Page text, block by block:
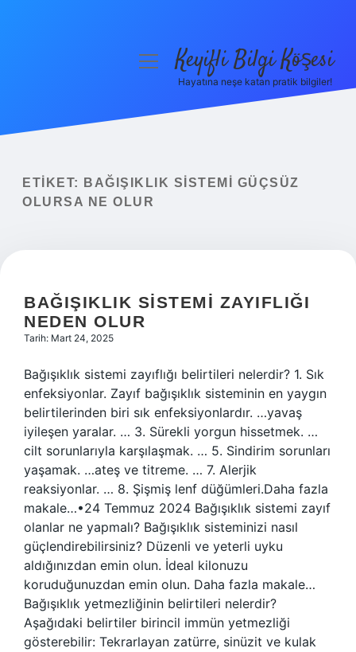
Yasal Uyarı
menüyüKeyifli Bilgi Köşesi
Hayatına neşe katan pratik bilgiler!
ETIKET:
BAĞIŞIKLIK SISTEMI GÜÇSÜZ
OLURSA NE OLUR
BAĞIŞIKLIK SISTEMI ZAYIFLIĞI
NEDEN OLUR
Tarih: Mart 24, 2025
Bağışıklık sistemi zayıflığı belirtileri nelerdir? 1. Sık
enfeksiyonlar. Zayıf bağışıklık sisteminin en yaygın
belirtilerinden biri sık enfeksiyonlardır. …yavaş
iyileşen yaralar. … 3. Sürekli yorgun hissetmek. …
cilt sorunlarıyla karşılaşmak. … 5. Sindirim sorunları
yaşamak. …ateş ve titreme. … 7. Alerjik
reaksiyonlar. … 8. Şişmiş lenf düğümleri.Daha fazla
makale…•24 Temmuz 2024 Bağışıklık sistemi zayıf
olanlar ne yapmalı? Bağışıklık sisteminizi nasıl
güçlendirebilirsiniz? Düzenli ve yeterli uyku
aldığınızdan emin olun. İdeal kilonuzu
koruduğunuzdan emin olun. Daha fazla makale…
Bağışıklık yetmezliğinin belirtileri nelerdir?
Aşağıdaki belirtiler birincil immün yetmezliği
gösterebilir: Tekrarlayan zatürre, sinüzit ve kulak